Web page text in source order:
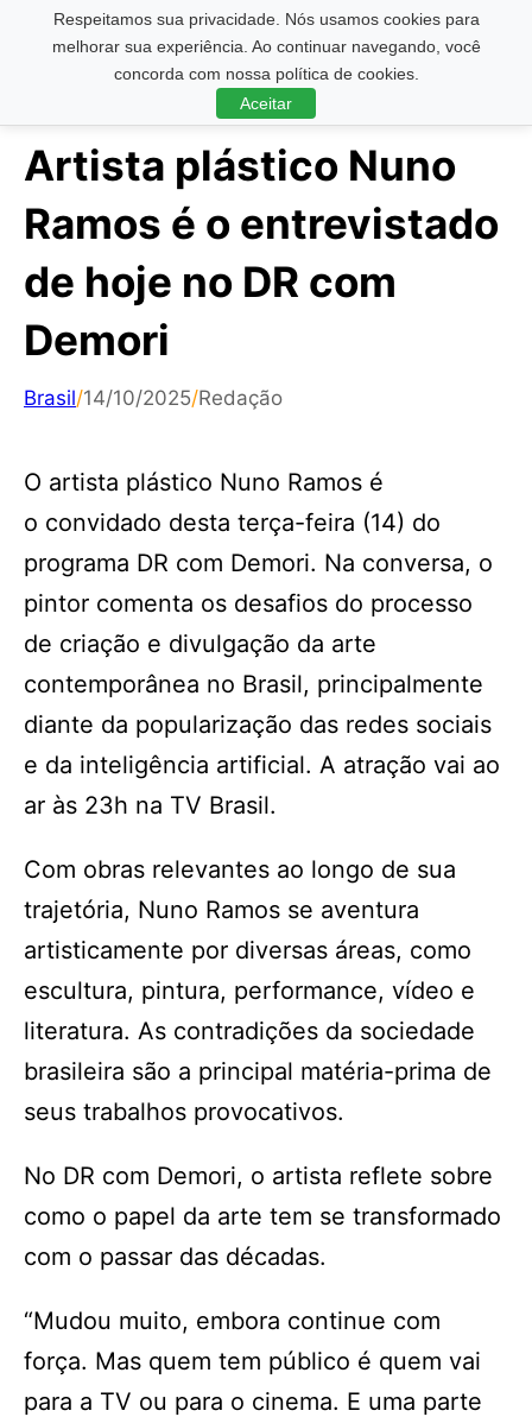
Respeitamos sua privacidade. Nós usamos cookies para
melhorar sua experiência. Ao continuar navegando, você
concorda com nossa política de cookies.
Aceitar
Pesquisar ...
Artista plástico Nuno
Ramos é o entrevistado
de hoje no DR com
Demori
Brasil/14/10/2025/Redação
O artista plástico Nuno Ramos é
o convidado desta terça-feira (14) do
programa DR com Demori. Na conversa, o
pintor comenta os desafios do processo
de criação e divulgação da arte
contemporânea no Brasil, principalmente
diante da popularização das redes sociais
e da inteligência artificial. A atração vai ao
ar às 23h na TV Brasil.
Com obras relevantes ao longo de sua
trajetória, Nuno Ramos se aventura
artisticamente por diversas áreas, como
escultura, pintura, performance, vídeo e
literatura. As contradições da sociedade
brasileira são a principal matéria-prima de
seus trabalhos provocativos.
No DR com Demori, o artista reflete sobre
como o papel da arte tem se transformado
com o passar das décadas.
“Mudou muito, embora continue com
força. Mas quem tem público é quem vai
para a TV ou para o cinema. E uma parte